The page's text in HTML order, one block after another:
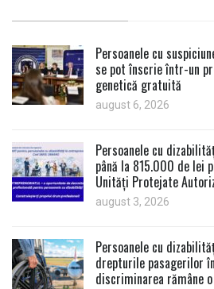
Persoanele cu
se pot înscrie într-un
genetică gratuită
august 6, 2026
Persoanele cu
până la 815.000 de lei
Unități Protejate
august 3, 2026
Persoanele cu
drepturile pasagerilor
discriminarea rămâne